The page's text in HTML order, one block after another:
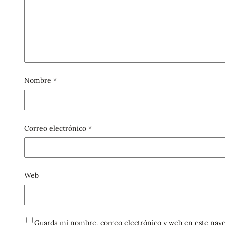
Nombre *
Correo electrónico *
Web
Guarda mi nombre, correo electrónico y web en este